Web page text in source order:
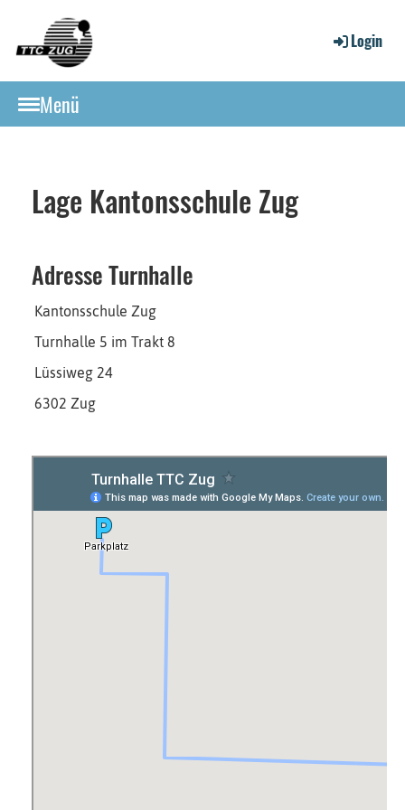
Login
Menü
Lage Kantonsschule Zug
Adresse Turnhalle
Kantonsschule Zug
Turnhalle 5 im Trakt 8
Lüssiweg 24
6302 Zug